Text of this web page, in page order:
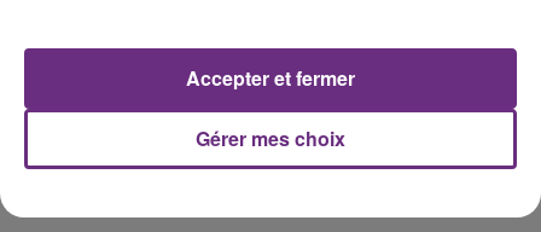
SAM SMITH ALEX WARREN
Gérer mes choix
Accepter et fermer